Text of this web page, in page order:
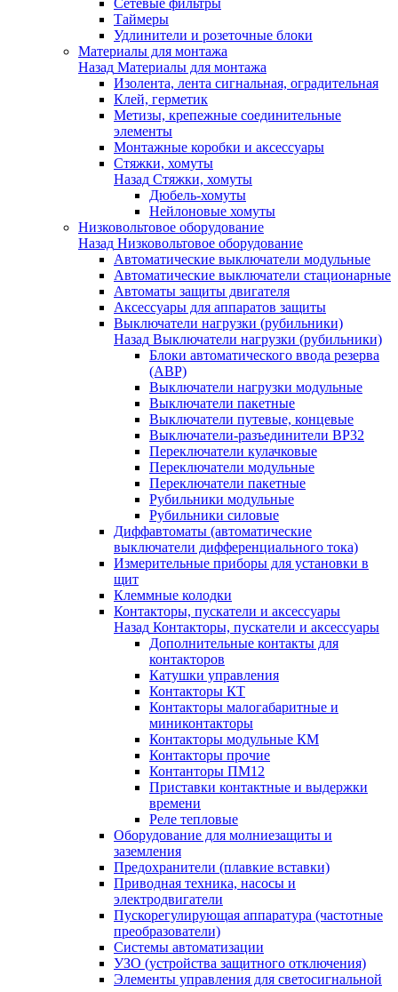
Сетевые фильтры
Таймеры
Удлинители и розеточные блоки
Материалы для монтажа
Назад Материалы для монтажа
Изолента, лента сигнальная, оградительная
Клей, герметик
Метизы, крепежные соединительные
элементы
Монтажные коробки и аксессуары
Стяжки, хомуты
Назад Стяжки, хомуты
Дюбель-хомуты
Нейлоновые хомуты
Низковольтовое оборудование
Назад Низковольтовое оборудование
Автоматические выключатели модульные
Автоматические выключатели стационарные
Автоматы защиты двигателя
Аксессуары для аппаратов защиты
Выключатели нагрузки (рубильники)
Назад Выключатели нагрузки (рубильники)
Блоки автоматического ввода резерва
(АВР)
Выключатели нагрузки модульные
Выключатели пакетные
Выключатели путевые, концевые
Выключатели-разъединители ВР32
Переключатели кулачковые
Переключатели модульные
Переключатели пакетные
Рубильники модульные
Рубильники силовые
Диффавтоматы (автоматические
выключатели дифференциального тока)
Измерительные приборы для установки в
щит
Клеммные колодки
Контакторы, пускатели и аксессуары
Назад Контакторы, пускатели и аксессуары
Дополнительные контакты для
контакторов
Катушки управления
Контакторы КТ
Контакторы малогабаритные и
миниконтакторы
Контакторы модульные КМ
Контакторы прочие
Контанторы ПМ12
Приставки контактные и выдержки
времени
Реле тепловые
Оборудование для молниезащиты и
заземления
Предохранители (плавкие вставки)
Приводная техника, насосы и
электродвигатели
Пускорегулирующая аппаратура (частотные
преобразователи)
Системы автоматизации
УЗО (устройства защитного отключения)
Элементы управления для светосигнальной